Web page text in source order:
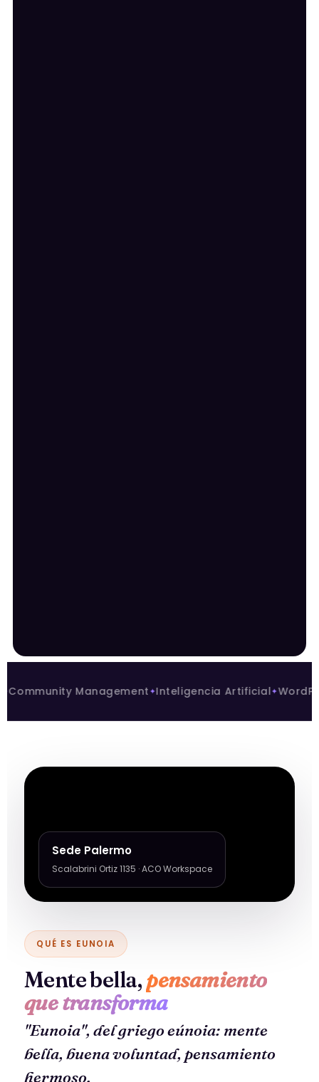
Management Inteligencia Artificial WordPress
Sede Palermo
Scalabrini Ortiz 1135 · ACO Workspace
QUÉ ES EUNOIA
Mente bella,pensamiento
que transforma
"Eunoia", del griegoeúnoia: mente
bella, buena voluntad, pensamiento
hermoso.